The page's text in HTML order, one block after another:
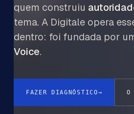
quem construiu
tema. A Digitale opera
dentro: foi fundada por
Voice.
FAZER DIAGNÓSTICO→ O